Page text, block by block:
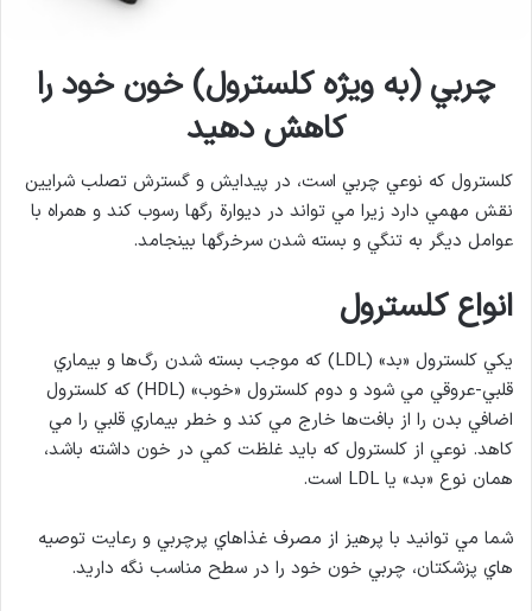
چربي (به ويژه كلسترول) خون خود را
كاهش دهيد
كلسترول كه نوعي چربي است، در پيدايش و گسترش تصلب شرايين
نقش مهمي دارد زيرا مي تواند در ديوارة رگها رسوب كند و همراه با
عوامل ديگر به تنگي و بسته شدن سرخرگ‏ها بينجامد.
انواع کلسترول
يكي كلسترول «بد» (LDL) كه موجب بسته شدن رگ‌ها و بيماري
قلبي-عروقي مي شود و دوم كلسترول «خوب» (HDL) كه كلسترول
اضافي بدن را از بافت‌ها خارج مي كند و خطر بيماري قلبي را مي
كاهد. نوعي از كلسترول كه بايد غلظت كمي در خون داشته باشد،
همان نوع «بد» يا LDL است.
شما مي توانيد با پرهيز از مصرف غذاهاي پرچربي و رعايت توصيه
هاي پزشكتان، چربي خون خود را در سطح مناسب نگه داريد.